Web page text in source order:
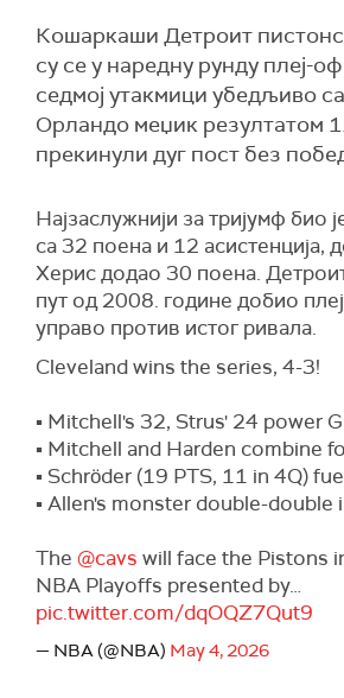
Кошаркаши Детроит
су се у наредну рунду плеј-
седмој утакмици убедљиво
Орландо меџик резултатом
прекинули дуг пост без
Најзаслужнији за тријумф био
са 32 поена и 12 асистенција,
Херисдодао 30 поена.
пут од 2008. године добио
управо против истог ривала.
Cleveland wins the series, 4-3!
▪️ Mitchell's 32, Strus' 24 power
▪️ Mitchell and Harden combine
▪️ Schröder (19 PTS, 11 in 4Q)
▪️ Allen's monster double-double
The @cavs will face the Pistons
NBA Playoffs presented by…
pic.twitter.com/dqOQZ7Qut9
— NBA (@NBA) May 4, 2026